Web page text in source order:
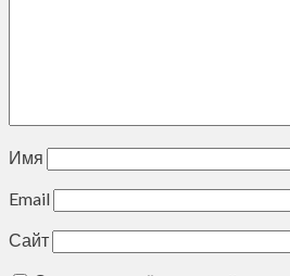
Имя
Email
Сайт